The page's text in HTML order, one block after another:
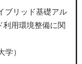
ブリッド基礎アル
利用環境整備に関
学）